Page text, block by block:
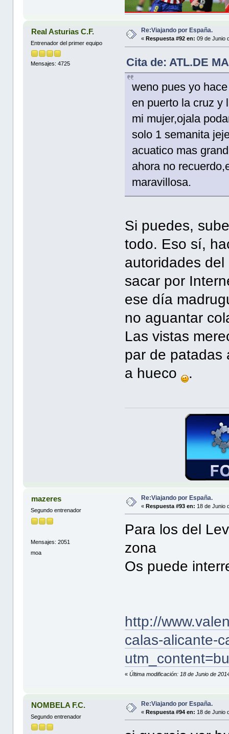
Real Asturias C.F.
Entrenador del primer equipo
Mensajes: 4725
Re:Viajando por España.
«Respuesta #92 en: 09 de Junio
Cita de: ATL.DE
weno pues yo
en puerto la cruz y
mi mujer,ojala
solo 1 semanita
acuatico mas
ahora no
maravillosa.
Si puedes,
todo. Eso sí,
autoridades
sacar por
ese día
no aguantar
Las vistas
par de patadas
a hueco
.
mazeres
Segundo entrenador
Mensajes: 2051
moa
Re:Viajando por España.
«Respuesta #93 en: 18 de Junio
Para los del
zona
Os puede
http://
calas-alicante-
«Última modificación: 18 de Junio de
NOMBELA F.C.
Segundo entrenador
Re:Viajando por España.
«Respuesta #94 en: 18 de Junio